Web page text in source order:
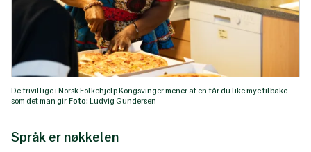
De frivillige i Norsk Folkehjelp Kongsvinger mener at en får du like mye tilbake
som det man gir.Foto: Ludvig Gundersen
Språk er nøkkelen